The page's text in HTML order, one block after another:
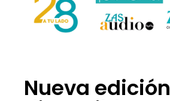
Nueva edición